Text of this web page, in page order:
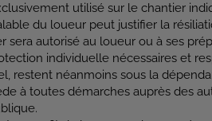
utilisé sur le chantier
du loueur peut justifier la
sera autorisé au loueur ou à ses
individuelle nécessaires et
restent néanmoins sous la
à toutes démarches auprès des